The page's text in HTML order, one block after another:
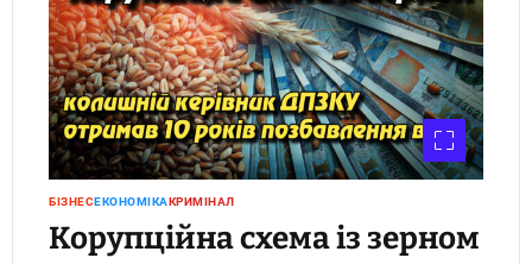
БІЗНЕСЕКОНОМІКАКРИМІНАЛ
Корупційна схема із зерном